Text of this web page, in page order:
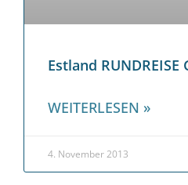
Estland
WEITERLESEN »
4. November 2013